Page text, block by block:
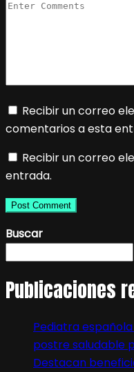
Recibir un correo
comentarios a esta
Recibir un correo
entrada.
Buscar
Publicaciones
Pediatra
postre saludable
Destacan